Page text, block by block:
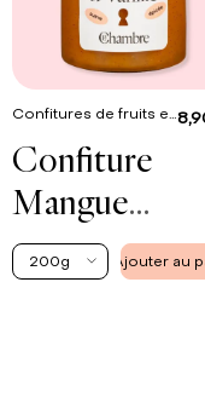
Confiture
Mangue
Passion
200g Ajouter au